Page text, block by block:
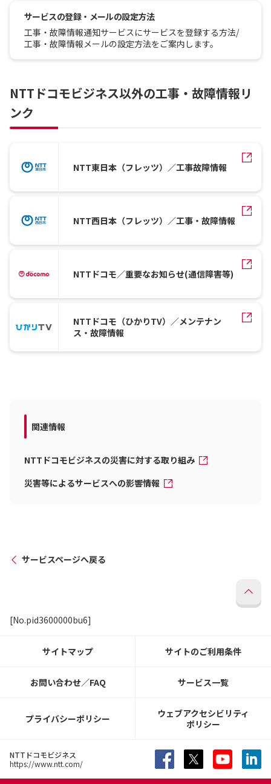
サービスの登録・メールの設定方法
工事・故障情報通知サービスにサービスを登録する方法/
工事・故障情報メールの設定方法をご案内します。
NTTドコモビジネス以外の工事・故障情報リ
ンク
NTT東日本（フレッツ）／工事故障情報
NTT西日本（フレッツ）／工事・故障情報
NTTドコモ／重要なお知らせ(通信障害等)
NTTドコモ（ひかりTV）／メンテナン
ス・故障情報
関連情報
NTTドコモビジネスの災害に対する取り組み
災害等によるサービスへの影響情報
サービスページへ戻る
[No.pid3600000bu6]
サイトマップ サイトのご利用条件
お問い合わせ／FAQ サービス一覧
プライバシーポリシー
ウェブアクセシビリティ
ポリシー
NTTドコモビジネス
https://www.ntt.com/